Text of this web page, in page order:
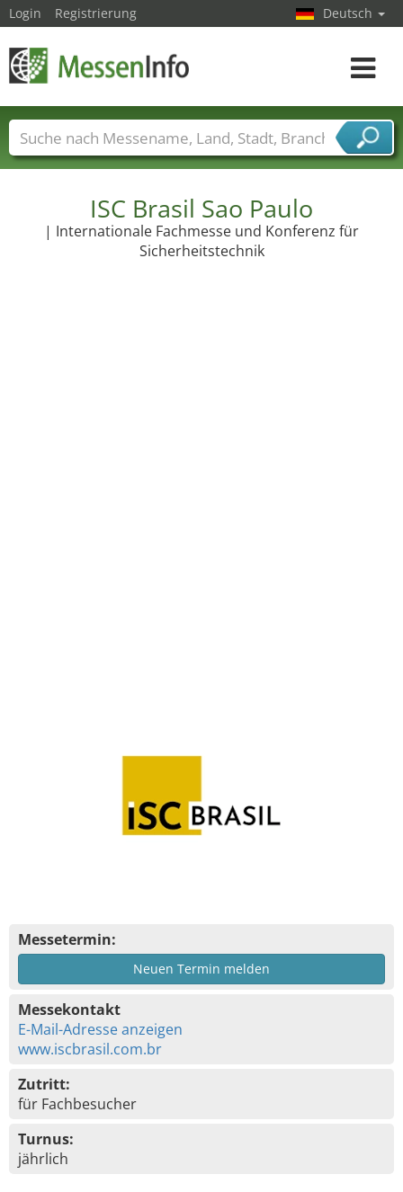
ISC Brasil Sao Paulo
| Internationale Fachmesse und Konferenz für
Sicherheitstechnik
Messetermin:
Neuen Termin melden
Messekontakt
E-Mail-Adresse anzeigen
www.iscbrasil.com.br
Zutritt:
für Fachbesucher
Turnus:
jährlich
Login Registrierung Deutsch
Toggle
Messenamen Länder Städte
Branchen